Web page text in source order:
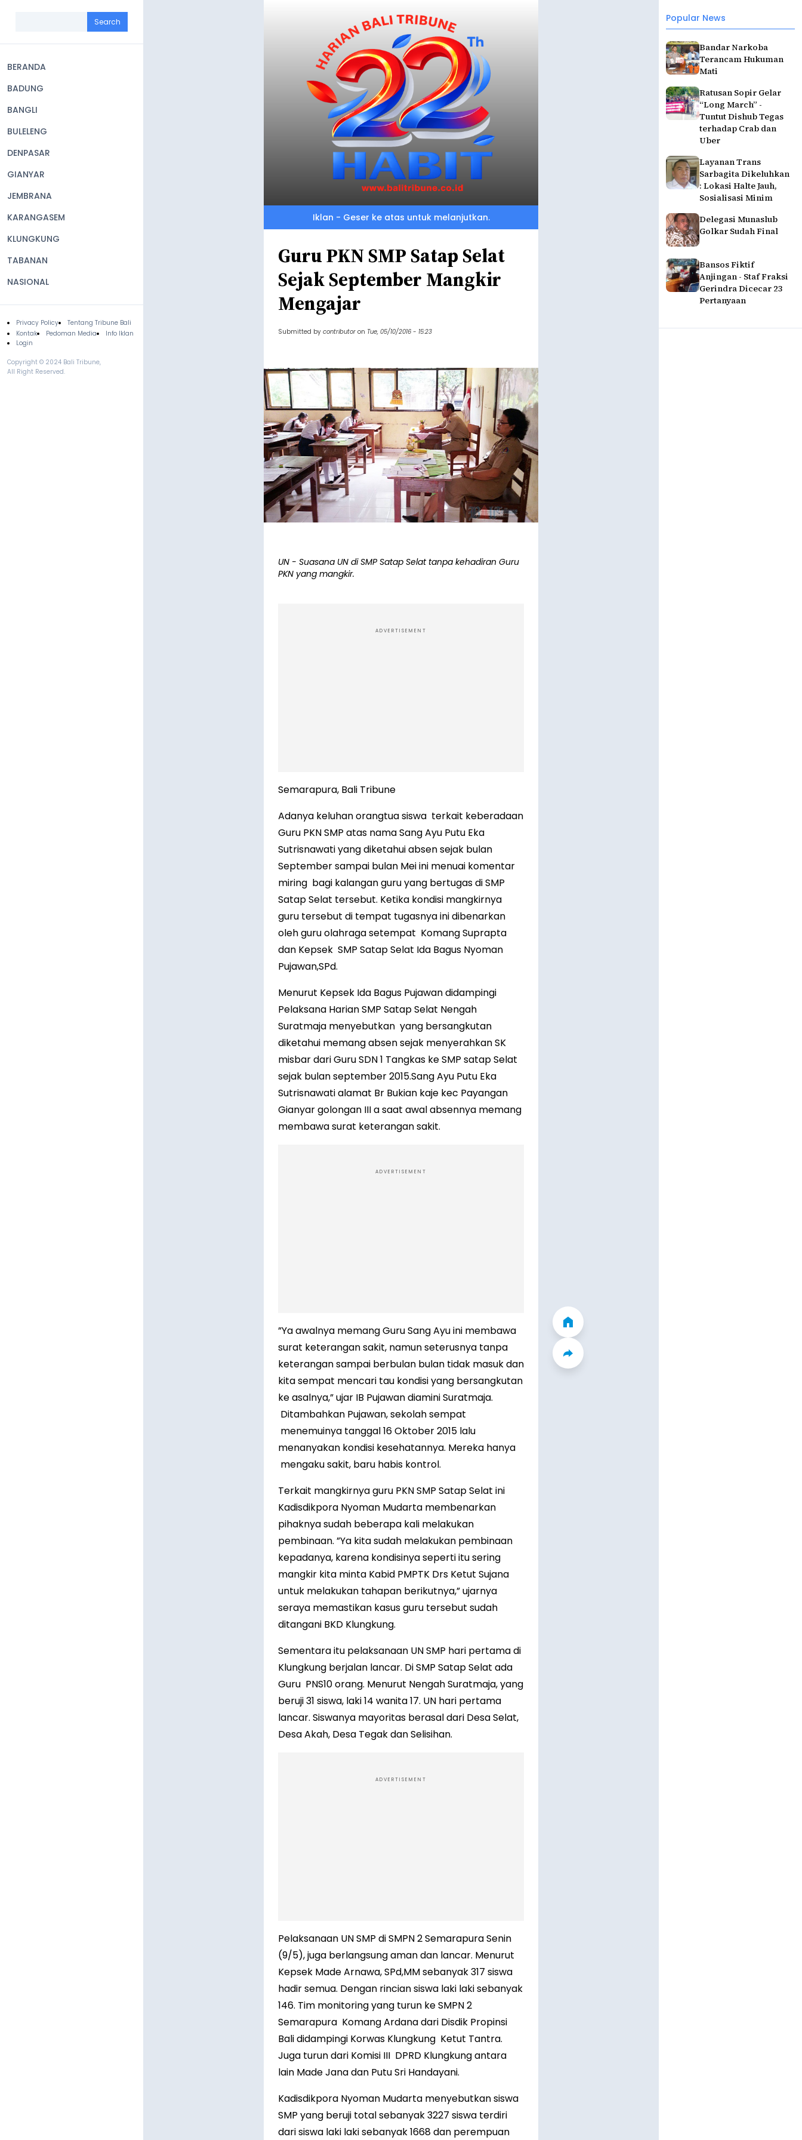
navigation
BERANDA
BADUNG
BANGLI
BULELENG
DENPASAR
GIANYAR
JEMBRANA
KARANGASEM
KLUNGKUNG
TABANAN
NASIONAL
Footer
Privacy Policy
Tentang Tribune Bali
Kontak
Pedoman Media
Info Iklan
Login
Copyright © 2024 Bali Tribune,
All Right Reserved.
Popular News
Bandar Narkoba
Terancam Hukuman
Mati
Ratusan Sopir Gelar
“Long March” -
Tuntut Dishub Tegas
terhadap Crab dan
Uber
Layanan Trans
Sarbagita Dikeluhkan
: Lokasi Halte Jauh,
Sosialisasi Minim
Delegasi Munaslub
Golkar Sudah Final
Bansos Fiktif
Anjingan - Staf Fraksi
Gerindra Dicecar 23
Pertanyaan
Iklan - Geser ke atas untuk melanjutkan.
Guru PKN SMP Satap Selat
Sejak September Mangkir
Mengajar
Submitted by contributor on Tue, 05/10/2016 - 15:23
UN - Suasana UN di SMP Satap Selat tanpa kehadiran Guru
PKN yang mangkir.
ADVERTISEMENT
Semarapura, Bali Tribune
Adanya keluhan orangtua siswa terkait keberadaan
Guru PKN SMP atas nama Sang Ayu Putu Eka
Sutrisnawati yang diketahui absen sejak bulan
September sampai bulan Mei ini menuai komentar
miring bagi kalangan guru yang bertugas di SMP
Satap Selat tersebut. Ketika kondisi mangkirnya
guru tersebut di tempat tugasnya ini dibenarkan
oleh guru olahraga setempat Komang Suprapta
dan Kepsek SMP Satap Selat Ida Bagus Nyoman
Pujawan,SPd.
Menurut Kepsek Ida Bagus Pujawan didampingi
Pelaksana Harian SMP Satap Selat Nengah
Suratmaja menyebutkan yang bersangkutan
diketahui memang absen sejak menyerahkan SK
misbar dari Guru SDN 1 Tangkas ke SMP satap Selat
sejak bulan september 2015.Sang Ayu Putu Eka
Sutrisnawati alamat Br Bukian kaje kec Payangan
Gianyar golongan III a saat awal absennya memang
membawa surat keterangan sakit.
ADVERTISEMENT
”Ya awalnya memang Guru Sang Ayu ini membawa
surat keterangan sakit, namun seterusnya tanpa
keterangan sampai berbulan bulan tidak masuk dan
kita sempat mencari tau kondisi yang bersangkutan
ke asalnya,” ujar IB Pujawan diamini Suratmaja.
Ditambahkan Pujawan, sekolah sempat
menemuinya tanggal 16 Oktober 2015 lalu
menanyakan kondisi kesehatannya. Mereka hanya
mengaku sakit, baru habis kontrol.
Terkait mangkirnya guru PKN SMP Satap Selat ini
Kadisdikpora Nyoman Mudarta membenarkan
pihaknya sudah beberapa kali melakukan
pembinaan. ”Ya kita sudah melakukan pembinaan
kepadanya, karena kondisinya seperti itu sering
mangkir kita minta Kabid PMPTK Drs Ketut Sujana
untuk melakukan tahapan berikutnya,” ujarnya
seraya memastikan kasus guru tersebut sudah
ditangani BKD Klungkung.
Sementara itu pelaksanaan UN SMP hari pertama di
Klungkung berjalan lancar. Di SMP Satap Selat ada
Guru PNS10 orang. Menurut Nengah Suratmaja, yang
beruji 31 siswa, laki 14 wanita 17. UN hari pertama
lancar. Siswanya mayoritas berasal dari Desa Selat,
Desa Akah, Desa Tegak dan Selisihan.
ADVERTISEMENT
Pelaksanaan UN SMP di SMPN 2 Semarapura Senin
(9/5), juga berlangsung aman dan lancar. Menurut
Kepsek Made Arnawa, SPd,MM sebanyak 317 siswa
hadir semua. Dengan rincian siswa laki laki sebanyak
146. Tim monitoring yang turun ke SMPN 2
Semarapura Komang Ardana dari Disdik Propinsi
Bali didampingi Korwas Klungkung Ketut Tantra.
Juga turun dari Komisi III DPRD Klungkung antara
lain Made Jana dan Putu Sri Handayani.
Kadisdikpora Nyoman Mudarta menyebutkan siswa
SMP yang beruji total sebanyak 3227 siswa terdiri
dari siswa laki laki sebanyak 1668 dan perempuan